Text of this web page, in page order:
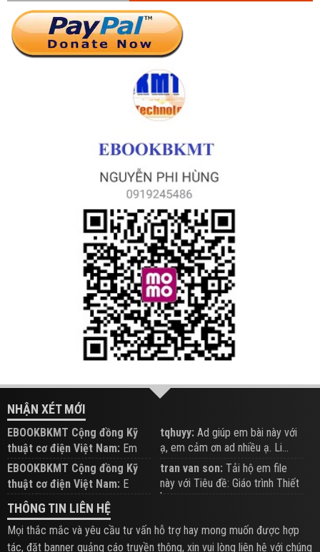
NHẬN XÉT MỚI
EBOOKBKMT Cộng đồng Kỹ
thuật cơ điện Việt Nam: Em
đăng trên Group hỗ trợ nhé
tqhuyy: Ad giúp em bài này với
ạ, em cảm ơn ad nhiều ạ. Li...
EBOOKBKMT Cộng đồng Kỹ
thuật cơ điện Việt Nam: E
xem hỗ trợ trên Group
tran van son: Tải hộ em file
này với Tiêu đề: Giáo trình Thiết
b...
THÔNG TIN LIÊN HỆ
Mọi thắc mắc và yêu cầu tư vấn hỗ trợ hay mong muốn được hợp
tác, đặt banner quảng cáo truyền thông, xin vui lòng liên hệ với chúng